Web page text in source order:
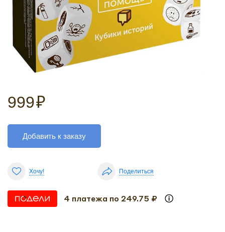
999₽
Добавить к заказу
Хочу! Поделиться
4 платежа по 249.75 ₽